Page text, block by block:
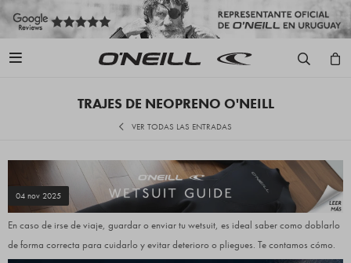

TRAJES DE NEOPRENO O'NEILL
VER TODAS LAS ENTRADAS
CÓMO DOBLAR TU TRAJE DE NEOPRENO
04 nov 2025 Publicado en:Trajes de Neopreno O'Neill
En caso de irse de viaje, guardar o enviar tu wetsuit, es ideal saber como doblarlo
de forma correcta para cuidarlo y evitar deterioro o pliegues. Te contamos cómo.